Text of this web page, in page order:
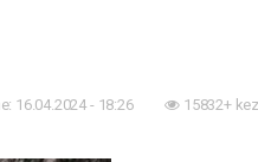
16.04.2024 - 18:26 15832+